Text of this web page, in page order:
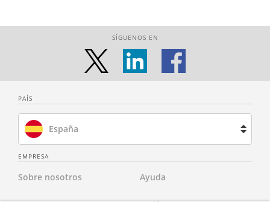
SÍGUENOS EN
PAÍS
España
Francia
EMPRESA
Sobre nosotros
Contacta con nosotros
Ayuda
Tarifas